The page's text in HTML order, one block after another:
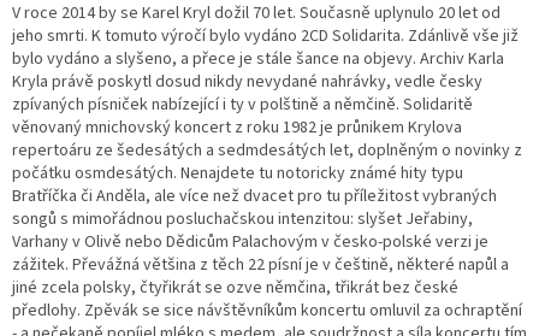
V roce 2014 by se Karel Kryl dožil 70 let. Současně uplynulo 20 let od
jeho smrti. K tomuto výročí bylo vydáno 2CD Solidarita. Zdánlivě vše již
bylo vydáno a slyšeno, a přece je stále šance na objevy. Archiv Karla
Kryla právě poskytl dosud nikdy nevydané nahrávky, vedle česky
zpívaných písniček nabízející i ty v polštině a němčině. Solidaritě
věnovaný mnichovský koncert z roku 1982 je průnikem Krylova
repertoáru ze šedesátých a sedmdesátých let, doplněným o novinky z
počátku osmdesátých. Nenajdete tu notoricky známé hity typu
Bratříčka či Anděla, ale více než dvacet pro tu příležitost vybraných
songů s mimořádnou posluchačskou intenzitou: slyšet Jeřabiny,
Varhany v Olivě nebo Dědicům Palachovým v česko-polské verzi je
zážitek. Převážná většina z těch 22 písní je v češtině, některé napůl a
jiné zcela polsky, čtyřikrát se ozve němčina, třikrát bez české
předlohy. Zpěvák se sice návštěvníkům koncertu omluvil za ochraptění